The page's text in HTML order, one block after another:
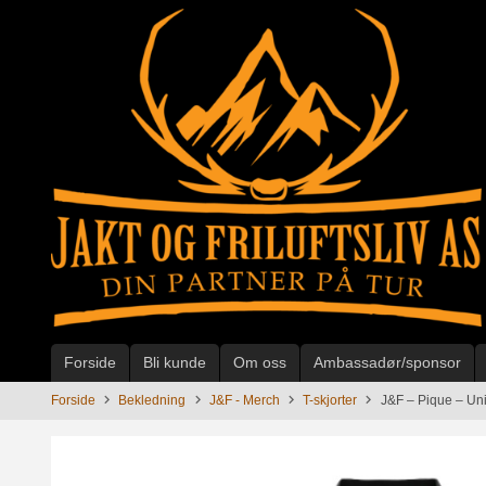
Forside Bli kunde Om oss Ambassadør/sponsor
Forside Bekledning J&F - Merch T-skjorter J&F – Pique –